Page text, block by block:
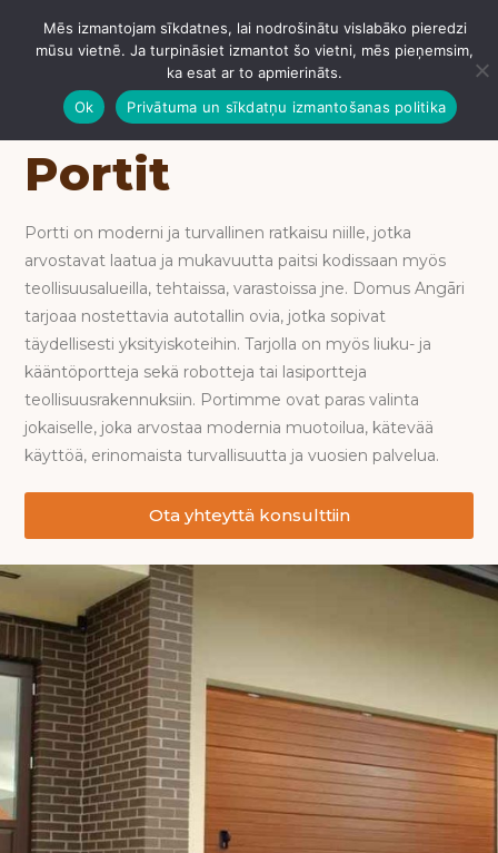
IZVĒLNE
Portit
Portti on moderni ja turvallinen ratkaisu niille, jotka
arvostavat laatua ja mukavuutta paitsi kodissaan myös
teollisuusalueilla, tehtaissa, varastoissa jne. Domus Angāri
tarjoaa nostettavia autotallin ovia, jotka sopivat
täydellisesti yksityiskoteihin. Tarjolla on myös liuku- ja
kääntöportteja sekä robotteja tai lasiportteja
teollisuusrakennuksiin. Portimme ovat paras valinta
jokaiselle, joka arvostaa modernia muotoilua, kätevää
käyttöä, erinomaista turvallisuutta ja vuosien palvelua.
Ota yhteyttä konsulttiin
Mēs izmantojam sīkdatnes, lai nodrošinātu vislabāko pieredzi
mūsu vietnē. Ja turpināsiet izmantot šo vietni, mēs pieņemsim,
ka esat ar to apmierināts.
Ok
Privātuma un sīkdatņu izmantošanas politika